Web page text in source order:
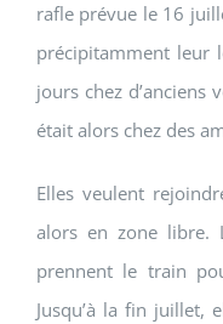
rafle prévue le 16
précipitamment leur
jours chez d’anciens
était alors chez des
Elles veulent
alors en zone libre.
prennent le train
Jusqu’à la fin juillet,